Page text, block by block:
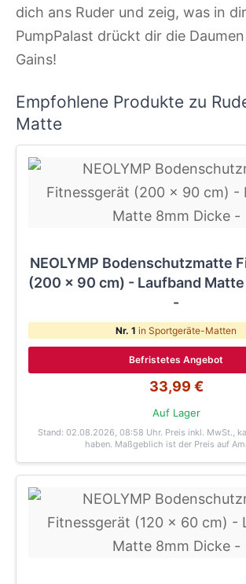
dich ans Ruder und zeig, was in
PumpPalast drückt dir die
Gains!
Empfohlene Produkte zu
Matte
NEOLYMP Bodenschutzmatte
(200 x 90 cm) - Laufband
-
Nr. 1 in Sportgeräte-Matten
Befristetes Angebot
33,99 €
Auf Lager
Stand: 02.08.2026, 08:58 Uhr. Preis inkl. MwSt.,
haben. Maßgeblich ist der Preis auf